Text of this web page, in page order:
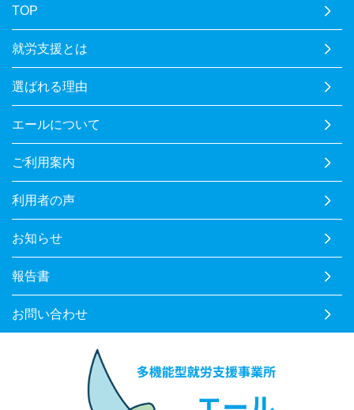
TOP
就労支援とは
選ばれる理由
エールについて
ご利用案内
利用者の声
お知らせ
報告書
お問い合わせ